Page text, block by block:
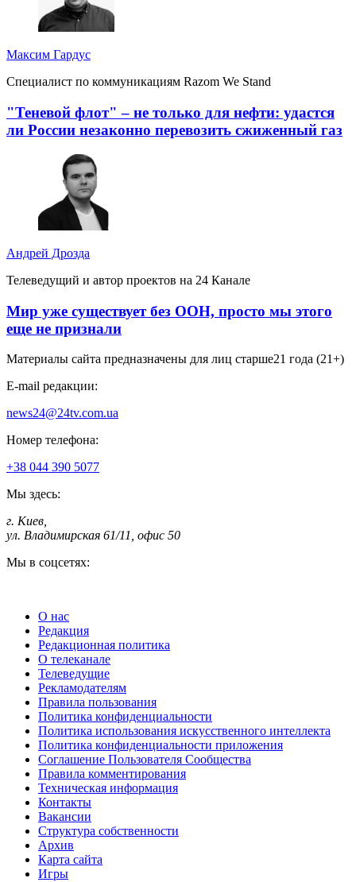
Максим Гардус
Специалист по коммуникациям Razom We Stand
"Теневой флот" – не только для нефти: удастся
ли России незаконно перевозить сжиженный газ
Андрей Дрозда
Телеведущий и автор проектов на 24 Канале
Мир уже существует без ООН, просто мы этого
еще не признали
Материалы сайта предназначены для лиц старше21 года (21+)
E-mail редакции:
news24@24tv.com.ua
Номер телефона:
+38 044 390 5077
Мы здесь:
г. Киев
ул. Владимирская 61/11, офис 50
Мы в соцсетях:
О нас
Редакция
Редакционная политика
О телеканале
Телеведущие
Рекламодателям
Правила пользования
Политика конфиденциальности
Политика использования искусственного интеллекта
Политика конфиденциальности приложения
Соглашение Пользователя Сообщества
Правила комментирования
Техническая информация
Контакты
Вакансии
Структура собственности
Архив
Карта сайта
Игры